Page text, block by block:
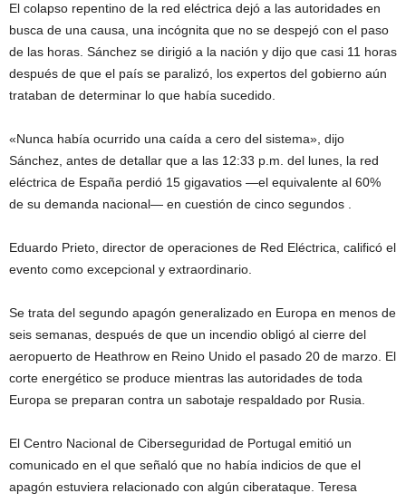
El colapso repentino de la red eléctrica dejó a las autoridades en
busca de una causa, una incógnita que no se despejó con el paso
de las horas. Sánchez se dirigió a la nación y dijo que casi 11 horas
después de que el país se paralizó, los expertos del gobierno aún
trataban de determinar lo que había sucedido.
«Nunca había ocurrido una caída a cero del sistema», dijo
Sánchez, antes de detallar que a las 12:33 p.m. del lunes, la red
eléctrica de España perdió 15 gigavatios —el equivalente al 60%
de su demanda nacional— en cuestión de cinco segundos .
Eduardo Prieto, director de operaciones de Red Eléctrica, calificó el
evento como excepcional y extraordinario.
Se trata del segundo apagón generalizado en Europa en menos de
seis semanas, después de que un incendio obligó al cierre del
aeropuerto de Heathrow en Reino Unido el pasado 20 de marzo. El
corte energético se produce mientras las autoridades de toda
Europa se preparan contra un sabotaje respaldado por Rusia.
El Centro Nacional de Ciberseguridad de Portugal emitió un
comunicado en el que señaló que no había indicios de que el
apagón estuviera relacionado con algún ciberataque. Teresa